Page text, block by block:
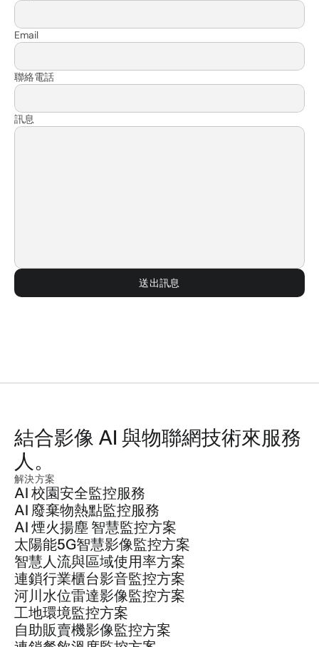
Email
聯絡電話
訊息
送出訊息
結合影像 AI 與物聯網技術來服務
人。
解決方案
AI 校園安全監控服務
AI 廢棄物熱點監控服務
AI 煙火揚塵 智慧監控方案
太陽能5G智慧影像監控方案
智慧人流與區域使用率方案
連鎖行業櫃台影音監控方案
河川水位雷達影像監控方案
工地環境監控方案
自助販賣機影像監控方案